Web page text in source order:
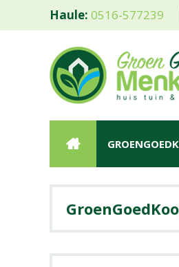
Haule: 0516-577239